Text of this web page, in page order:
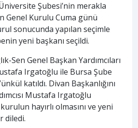
Şubesi’nin merakla
Genel Kurulu Cuma günü
sonucunda yapılan seçimle
yeni başkanı seçildi.
Sen Genel Başkan Yardımcıları
Irgatoğlu ile Bursa Şube
katıldı. Divan Başkanlığını
Mustafa Irgatoğlu
hayırlı olmasını ve yeni
diledi.